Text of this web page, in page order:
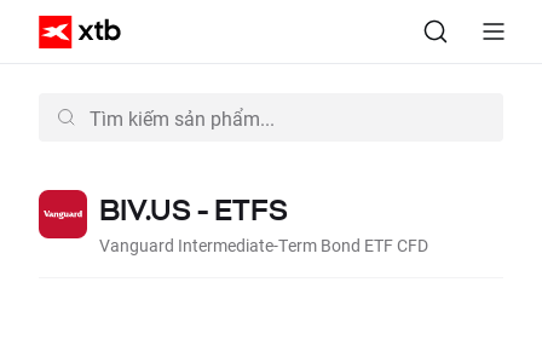
BIV.US - ETFS
Vanguard Intermediate-Term Bond ETF CFD